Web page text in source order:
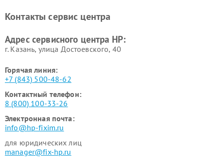
Контакты сервис центра
Адрес сервисного центра HP:
г. Казань, улица Достоевского, 40
Горячая линия:
+7 (843) 500-48-62
Контактный телефон:
8 (800) 100-33-26
Электронная почта:
info@hp-fixim.ru
для юридических лиц
manager@fix-hp.ru